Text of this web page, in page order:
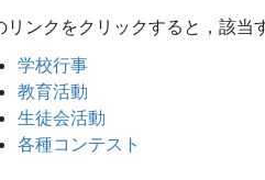
リンクをクリックすると，該当
学校行事
教育活動
生徒会活動
各種コンテスト